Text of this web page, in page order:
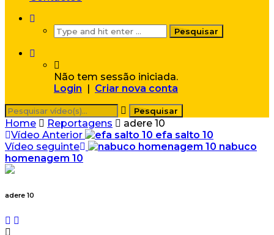
Não tem sessão iniciada.
Login
Criar nova conta
Home Reportagens
adere 10
Vídeo Anterior
efa salto 10
Vídeo seguinte
nabuco
homenagem 10
adere 10